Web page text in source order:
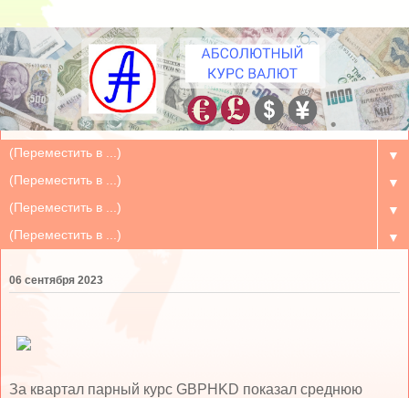
▼
▼
▼
▼
06 сентября 2023
За квартал парный курс GBPHKD показал среднюю